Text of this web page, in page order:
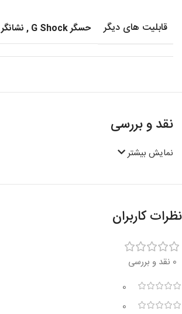
قابلیت های دیگر حسگر G Shock , نشانگر LED
نقد و بررسی
نمایش بیشتر
نظرات کاربران
0 نقد و بررسی
0
0